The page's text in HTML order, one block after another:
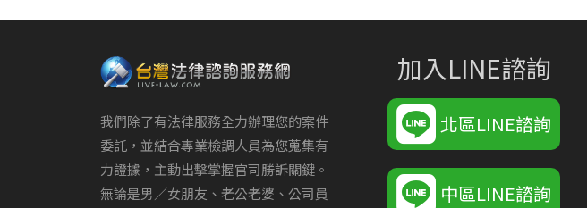
我們除了有法律服務全力辦理您的案件
委託，並結合專業檢調人員為您蒐集有
力證據，主動出擊掌握官司勝訴關鍵。
無論是男／女朋友、老公老婆、公司員
加入LINE諮詢
北區LINE諮詢
中區LINE諮詢